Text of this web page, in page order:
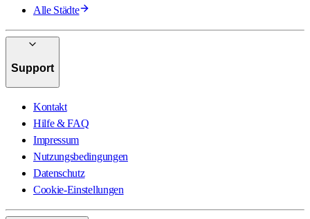
Alle Städte
Support
Kontakt
Hilfe & FAQ
Impressum
Nutzungsbedingungen
Datenschutz
Cookie-Einstellungen